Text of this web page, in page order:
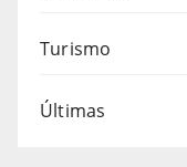
Turismo
Últimas